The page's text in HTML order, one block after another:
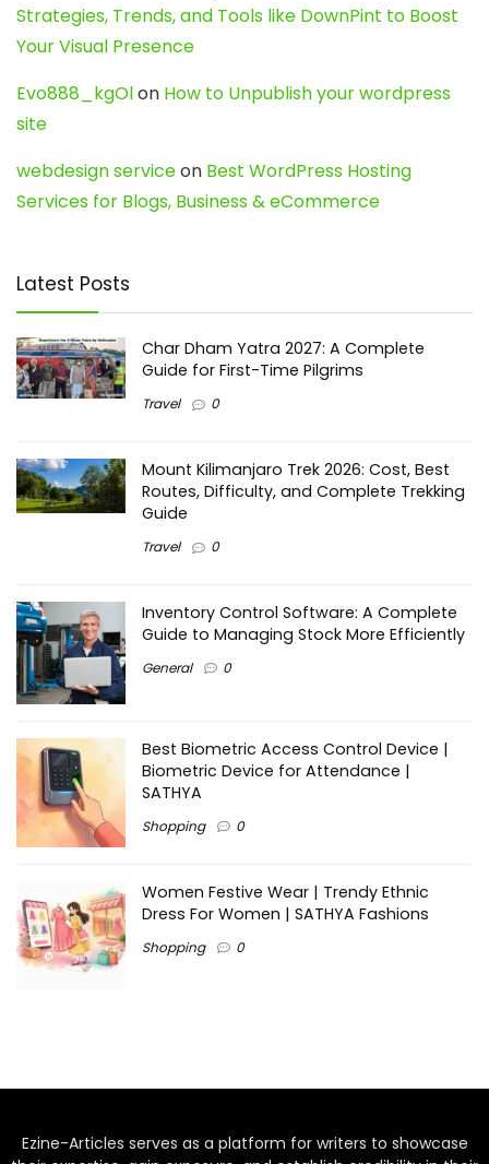
Strategies, Trends, and Tools like DownPint to Boost
Your Visual Presence
Evo888_kgOlon How to Unpublish your wordpress
site
webdesign serviceon Best WordPress Hosting
Services for Blogs, Business & eCommerce
Latest Posts
Char Dham Yatra 2027: A Complete
Guide for First-Time Pilgrims
Travel 0
Mount Kilimanjaro Trek 2026: Cost, Best
Routes, Difficulty, and Complete Trekking
Guide
Travel 0
Inventory Control Software: A Complete
Guide to Managing Stock More Efficiently
General 0
Best Biometric Access Control Device |
Biometric Device for Attendance |
SATHYA
Shopping 0
Women Festive Wear | Trendy Ethnic
Dress For Women | SATHYA Fashions
Shopping 0
Ezine-Articles serves as a platform for writers to showcase